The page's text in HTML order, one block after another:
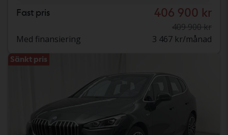
Fast pris 406 900 kr
409 900 kr
Med finansiering
3 467 kr/månad
Sänkt pris